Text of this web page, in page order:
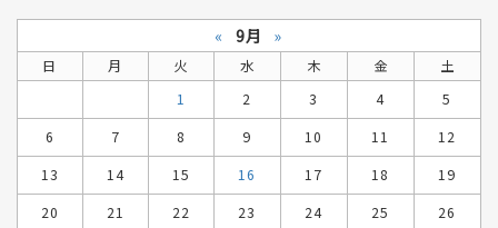
« 9月 »
日 月 火 水 木 金
土
1
2 3 4
5
6
7 8 9 10 11
12
13
14 15 16 17 18
19
20
21 22 23 24 25
26